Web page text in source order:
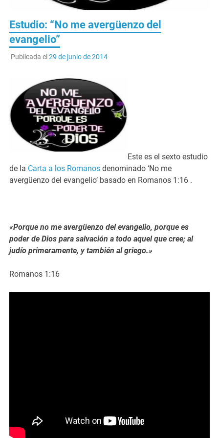
Estudio: “No me avergüenzo del
evangelio”
Publicada el 29 de junio de 2014
Este es el sexto estudio
de la Carta a los Romanos denominado ‘No me
avergüenzo del evangelio’ basado en Romanos 1:16 .
«Porque no me avergüenzo del evangelio, porque es
poder de Dios para salvación a todo aquel que cree; al
judío primeramente, y también al griego.»
Romanos 1:16